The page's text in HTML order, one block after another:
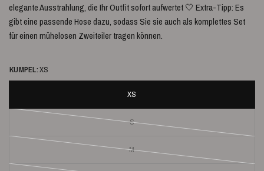
elegante Ausstrahlung, die Ihr Outfit sofort aufwertet 🤍 Extra-Tipp: Es
gibt eine passende Hose dazu, sodass Sie sie auch als komplettes Set
für einen mühelosen Zweiteiler tragen können.
KUMPEL:XS
XS
S
M